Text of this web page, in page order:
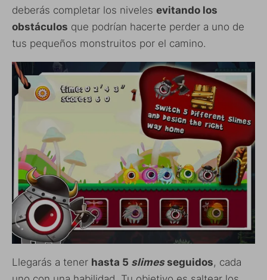
deberás completar los niveles evitando los
obstáculos que podrían hacerte perder a uno de
tus pequeños monstruitos por el camino.
Llegarás a tener hasta 5 slimesseguidos, cada